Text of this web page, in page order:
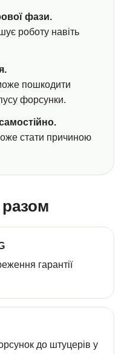
фази.
роботу навіть
пошкодити
форсунки.
стати причиною
гарантії
до штуцерів у